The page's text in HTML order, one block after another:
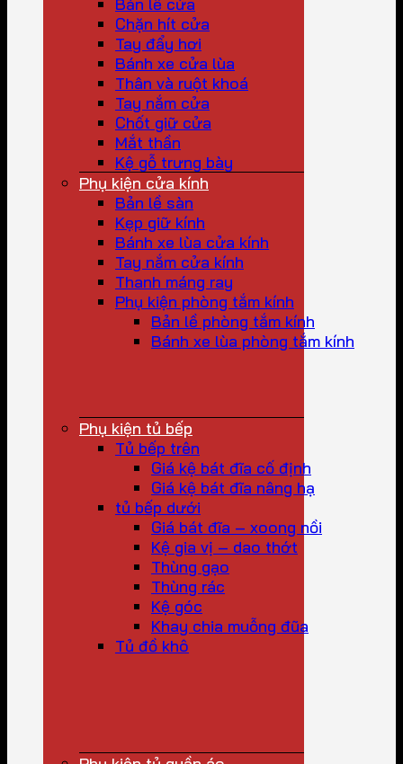
Chặn hít cửa
Tay đẩy hơi
Bánh xe cửa lùa
Thân và ruột khoá
Tay nắm cửa
Chốt giữ cửa
Mắt thần
Kệ gỗ trưng bày
Phụ kiện cửa kính
Bản lề sàn
Kẹp giữ kính
Bánh xe lùa cửa kính
Tay nắm cửa kính
Thanh máng ray
Phụ kiện phòng tắm kính
Bản lề phòng tắm kính
Bánh xe lùa phòng tắm kính
Phụ kiện tủ bếp
Tủ bếp trên
Giá kệ bát đĩa cố định
Giá kệ bát đĩa nâng hạ
tủ bếp dưới
Giá bát đĩa – xoong nồi
Kệ gia vị – dao thớt
Thùng gạo
Thùng rác
Kệ góc
Khay chia muỗng đũa
Tủ đồ khô